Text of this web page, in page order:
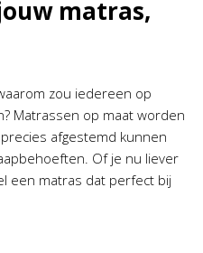
matras,
zou iedereen op
Matrassen op maat worden
afgestemd kunnen
Of je nu liever
een matras dat perfect bij